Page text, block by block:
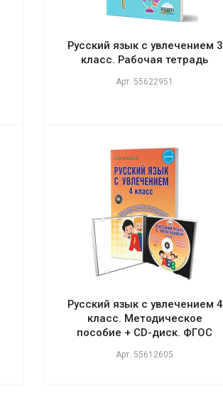
Русский язык с увлечением 3
класс. Рабочая тетрадь
Арт. 55622951
Русский язык с увлечением 4
класс. Методическое
пособие + CD-диск. ФГОС
Арт. 55612605